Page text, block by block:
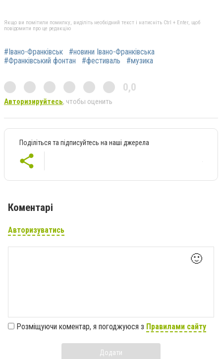
Якщо ви помітили помилку, виділіть необхідний текст і натисніть Ctrl + Enter, щоб
повідомити про це редакцію
#Івано-Франківськ
#новини Івано-Франківська
#Франківський фонтан
#фестиваль #музика
0,0
Авторизируйтесь, чтобы оценить
Поділіться та підписуйтесь на наші джерела
Коментарі
Авторизуватись
🙂
Розміщуючи коментар, я погоджуюся з Правилами сайту
Додати